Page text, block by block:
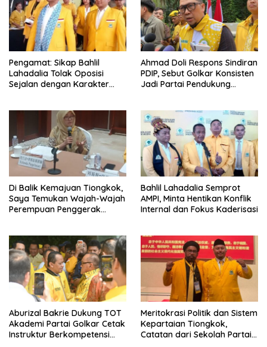
Pengamat: Sikap Bahlil
Lahadalia Tolak Oposisi
Sejalan dengan Karakter
Ahmad Doli Respons Sindiran
PDIP, Sebut Golkar Konsisten
Jadi Partai Pendukung
Di Balik Kemajuan Tiongkok,
Saya Temukan Wajah-Wajah
Perempuan Penggerak
Bahlil Lahadalia Semprot
AMPI, Minta Hentikan Konflik
Internal dan Fokus Kaderisasi
Aburizal Bakrie Dukung TOT
Akademi Partai Golkar Cetak
Instruktur Berkompetensi
Meritokrasi Politik dan Sistem
Kepartaian Tiongkok,
Catatan dari Sekolah Partai